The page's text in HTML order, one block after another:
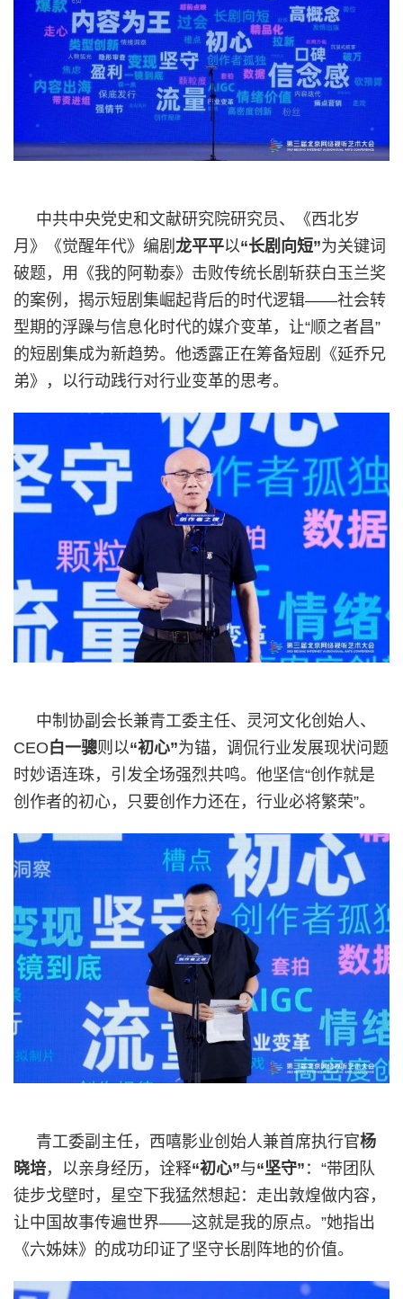
中共中央党史和文献研究院研究员、《西北岁
月》《觉醒年代》编剧 龙平平以“长剧向短”为关键词
破题，用《我的阿勒泰》击败传统长剧斩获白玉兰奖
的案例，揭示短剧集崛起背后的时代逻辑——社会转
型期的浮躁与信息化时代的媒介变革，让“顺之者昌”
的短剧集成为新趋势。他透露正在筹备短剧《延乔兄
弟》，以行动践行对行业变革的思考。
中制协副会长兼青工委主任、灵河文化创始人、
CEO白一骢则以“初心”为锚，调侃行业发展现状问题
时妙语连珠，引发全场强烈共鸣。他坚信“创作就是
创作者的初心，只要创作力还在，行业必将繁荣”。
青工委副主任，西嘻影业创始人兼首席执行官杨
晓培，以亲身经历，诠释“初心”与“坚守” ：“带团队
徒步戈壁时，星空下我猛然想起：走出敦煌做内容，
让中国故事传遍世界——这就是我的原点。”她指出
《六姊妹》的成功印证了坚守长剧阵地的价值。